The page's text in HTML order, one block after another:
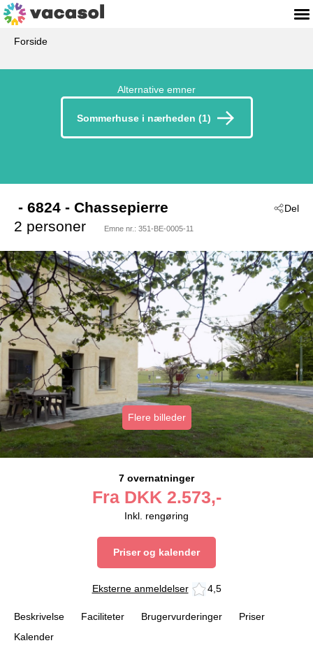
Forside
Alternative emner
Sommerhuse i nærheden (1)
Del
- 6824 - Chassepierre
2 personer
Emne nr.: 351-BE-0005-11
Flere billeder
7 overnatninger
Fra DKK 2.573,-
Inkl. rengøring
Priser og kalender
Eksterne anmeldelser 4,5
Beskrivelse Faciliteter Brugervurderinger
Priser
Kalender